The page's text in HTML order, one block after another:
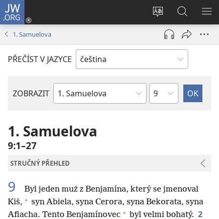
JW.ORG
Změnit
jazyk
stránek
Přihlásit
se
(otevřeno
okno)
Hledat
na
JW.ORG
1. Samuelova
PŘEČÍST V JAZYCE
ZOBRAZIT
Biblická
Kapitola
1. Samuelova
9:1–27
STRUČNÝ PŘEHLED
9
Byl jeden muž z Benjamína, který se jmenoval
Kiš, + syn Abiela, syna Cerora, syna Bekorata, syna
Afiacha. Tento Benjamínovec + byl velmi bohatý. 2